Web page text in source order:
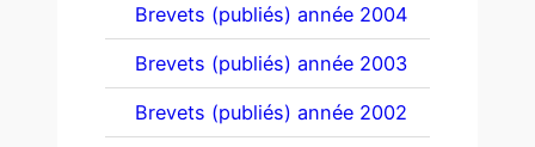
Brevets (publiés) année 2004
Brevets (publiés) année 2003
Brevets (publiés) année 2002